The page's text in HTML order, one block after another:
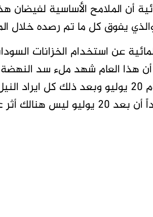
أن الملامح الأساسية لفيضان
يفوق كل ما تم رصده خلال
عن استخدام الخزانات
هذا العام شهد ملء سد
المياه الممر الأوسط في يوم 20 يوليو
لفيضان هذا العام.